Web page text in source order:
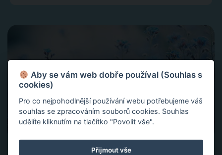
Aby se vám web dobře používal (Souhlas s
cookies)
Pro co nejpohodlnější používání webu potřebujeme váš
souhlas se zpracováním souborů cookies. Souhlas
udělíte kliknutím na tlačítko "Povolit vše".
Přijmout vše